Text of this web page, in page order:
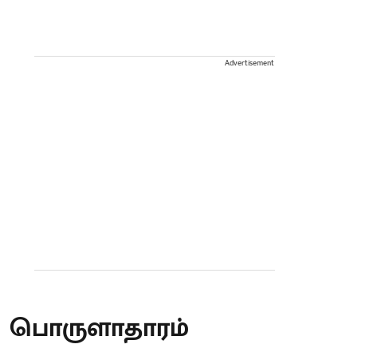
Advertisement
பொருளாதாரம்